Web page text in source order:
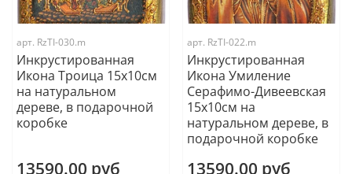
арт. RzTI-030.m
Инкрустированная
Икона Троица 15х10см
на натуральном
дереве, в подарочной
коробке
13590.00 руб
арт. RzTI-022.m
Инкрустированная
Икона Умиление
Серафимо-Дивеевская
15х10см на
натуральном дереве, в
подарочной коробке
13590.00 руб